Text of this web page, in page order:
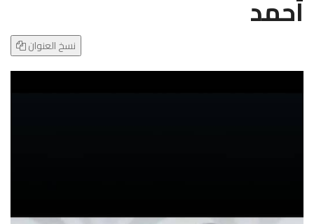
t
i
أحمد
نسخ العنوان